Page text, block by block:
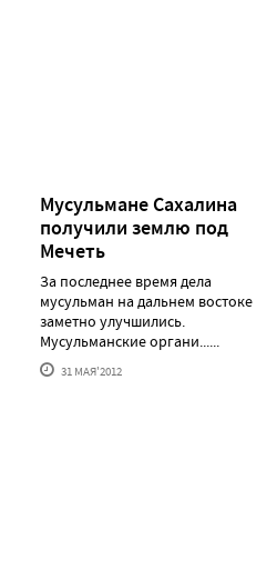
Мусульмане Сахалина
получили землю под
Мечеть
За последнее время дела
мусульман на дальнем востоке
заметно улучшились.
Мусульманские органи......
31 МАЯ'2012